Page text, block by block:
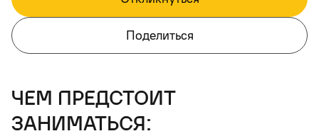
Поделиться
чем предстоит
заниматься: